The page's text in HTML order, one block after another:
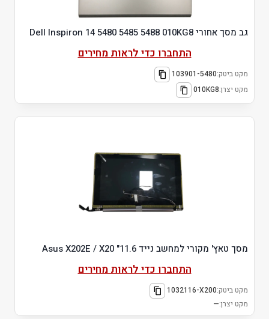
גב מסך אחורי Dell Inspiron 14 5480 5485 5488 010KG8
התחברו כדי לראות מחירים
מקט ביטק:103901-5480
מקט יצרן:010KG8
מסך טאץ' מקורי למחשב נייד 11.6" Asus X202E / X20
התחברו כדי לראות מחירים
מקט ביטק:1032116-X200
מקט יצרן:—